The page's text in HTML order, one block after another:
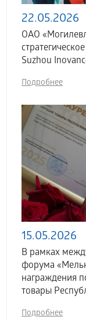
22.05.2026
ОАО
Suzhou
Подробнее
15.05.2026
В рамках
форума
награждения
товары
Подробнее